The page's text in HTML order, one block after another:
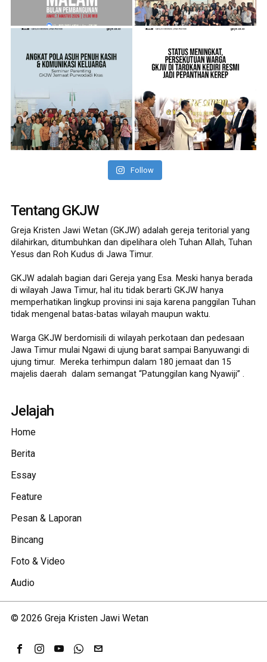
Follow
Tentang GKJW
Greja Kristen Jawi Wetan (GKJW) adalah gereja teritorial yang
dilahirkan, ditumbuhkan dan dipelihara oleh Tuhan Allah, Tuhan
Yesus dan Roh Kudus di Jawa Timur.
GKJW adalah bagian dari Gereja yang Esa. Meski hanya berada
di wilayah Jawa Timur, hal itu tidak berarti GKJW hanya
memperhatikan lingkup provinsi ini saja karena panggilan Tuhan
tidak mengenal batas-batas wilayah maupun waktu.
Warga GKJW berdomisili di wilayah perkotaan dan pedesaan
Jawa Timur mulai Ngawi di ujung barat sampai Banyuwangi di
ujung timur. Mereka terhimpun dalam 180 jemaat dan 15
majelis daerah dalam semangat “Patunggilan kang Nyawiji” .
Jelajah
Home
Berita
Essay
Feature
Pesan & Laporan
Bincang
Foto & Video
Audio
© 2026 Greja Kristen Jawi Wetan